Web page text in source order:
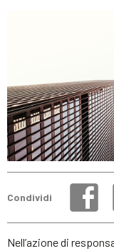
Condividi
Nell’azione di